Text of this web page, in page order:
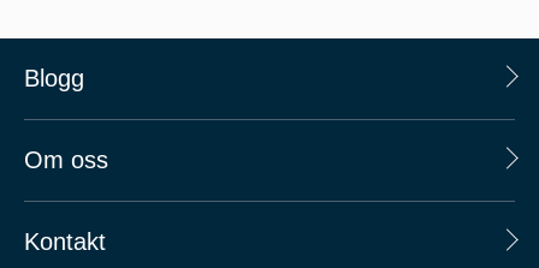
Blogg
Om oss
Kontakt